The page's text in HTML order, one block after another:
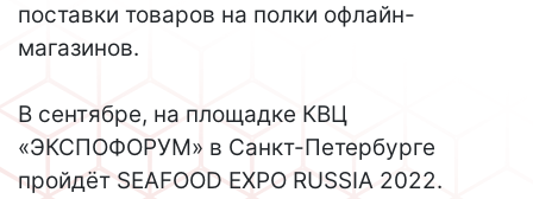
поставки товаров на полки офлайн-
магазинов.
В сентябре, на площадке КВЦ
«ЭКСПОФОРУМ» в Санкт-Петербурге
пройдёт SEAFOOD EXPO RUSSIA 2022.